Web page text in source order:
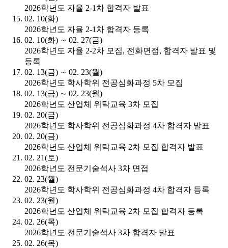
2026학년도 자율 2-1차 합격자 발표
02. 10(화)
2026학년도 자율 2-1차 합격자 등록
02. 10(화) ∼ 02. 27(금)
2026학년도 자율 2-2차 모집, 전화면접, 합격자 발표 및
등록
02. 13(금) ∼ 02. 23(월)
2026학년도 학사학위 전공심화과정 5차 모집
02. 13(금) ∼ 02. 23(월)
2026학년도 산업체 위탁교육 3차 모집
02. 20(금)
2026학년도 학사학위 전공심화과정 4차 합격자 발표
02. 20(금)
2026학년도 산업체 위탁교육 2차 모집 합격자 발표
02. 21(토)
2026학년도 전문기술석사 3차 면접
02. 23(월)
2026학년도 학사학위 전공심화과정 4차 합격자 등록
02. 23(월)
2026학년도 산업체 위탁교육 2차 모집 합격자 등록
02. 26(목)
2026학년도 전문기술석사 3차 합격자 발표
02. 26(목)